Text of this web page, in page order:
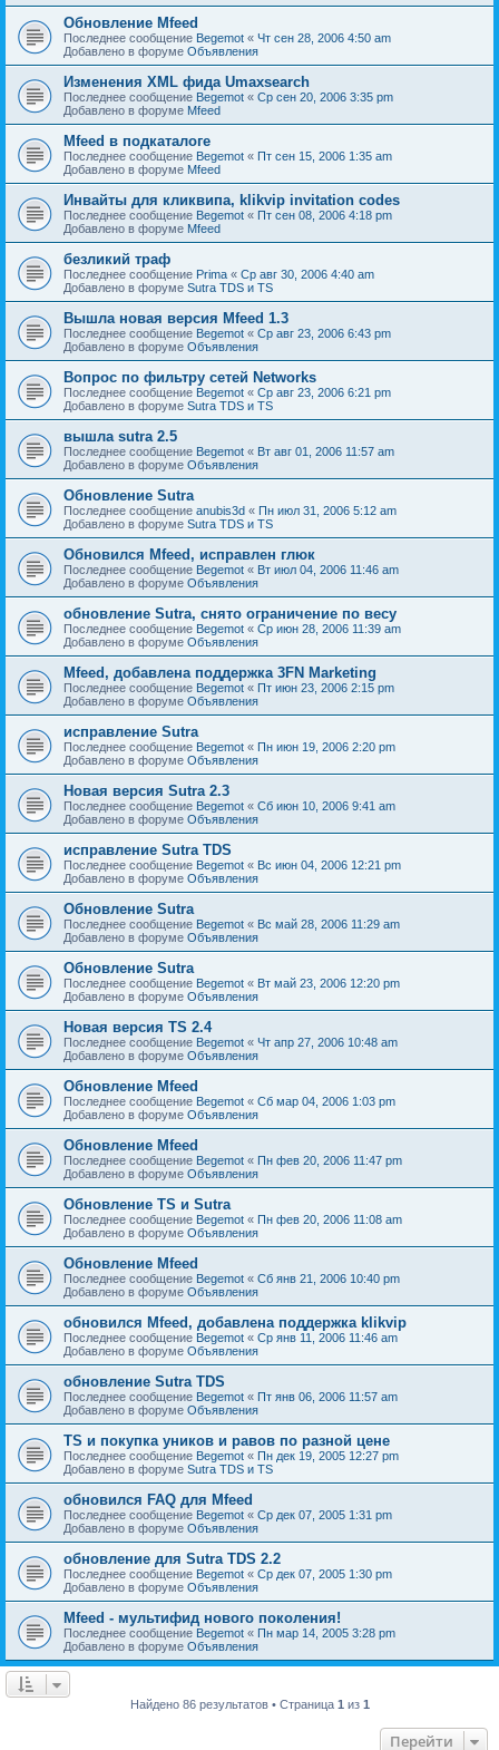
Обновление Mfeed
Последнее сообщение Begemot « Чт сен 28, 2006 4:50 am
Добавлено в форуме Объявления
Изменения XML фида Umaxsearch
Последнее сообщение Begemot « Ср сен 20, 2006 3:35 pm
Добавлено в форуме Mfeed
Mfeed в подкаталоге
Последнее сообщение Begemot « Пт сен 15, 2006 1:35 am
Добавлено в форуме Mfeed
Инвайты для кликвипа, klikvip invitation codes
Последнее сообщение Begemot « Пт сен 08, 2006 4:18 pm
Добавлено в форуме Mfeed
безликий траф
Последнее сообщение Prima « Ср авг 30, 2006 4:40 am
Добавлено в форуме Sutra TDS и TS
Вышла новая версия Mfeed 1.3
Последнее сообщение Begemot « Ср авг 23, 2006 6:43 pm
Добавлено в форуме Объявления
Вопрос по фильтру сетей Networks
Последнее сообщение Begemot « Ср авг 23, 2006 6:21 pm
Добавлено в форуме Sutra TDS и TS
вышла sutra 2.5
Последнее сообщение Begemot « Вт авг 01, 2006 11:57 am
Добавлено в форуме Объявления
Обновление Sutra
Последнее сообщение anubis3d « Пн июл 31, 2006 5:12 am
Добавлено в форуме Sutra TDS и TS
Обновился Mfeed, исправлен глюк
Последнее сообщение Begemot « Вт июл 04, 2006 11:46 am
Добавлено в форуме Объявления
обновление Sutra, снято ограничение по весу
Последнее сообщение Begemot « Ср июн 28, 2006 11:39 am
Добавлено в форуме Объявления
Mfeed, добавлена поддержка 3FN Marketing
Последнее сообщение Begemot « Пт июн 23, 2006 2:15 pm
Добавлено в форуме Объявления
исправление Sutra
Последнее сообщение Begemot « Пн июн 19, 2006 2:20 pm
Добавлено в форуме Объявления
Новая версия Sutra 2.3
Последнее сообщение Begemot « Сб июн 10, 2006 9:41 am
Добавлено в форуме Объявления
исправление Sutra TDS
Последнее сообщение Begemot « Вс июн 04, 2006 12:21 pm
Добавлено в форуме Объявления
Обновление Sutra
Последнее сообщение Begemot « Вс май 28, 2006 11:29 am
Добавлено в форуме Объявления
Обновление Sutra
Последнее сообщение Begemot « Вт май 23, 2006 12:20 pm
Добавлено в форуме Объявления
Новая версия TS 2.4
Последнее сообщение Begemot « Чт апр 27, 2006 10:48 am
Добавлено в форуме Объявления
Обновление Mfeed
Последнее сообщение Begemot « Сб мар 04, 2006 1:03 pm
Добавлено в форуме Объявления
Обновление Mfeed
Последнее сообщение Begemot « Пн фев 20, 2006 11:47 pm
Добавлено в форуме Объявления
Обновление TS и Sutra
Последнее сообщение Begemot « Пн фев 20, 2006 11:08 am
Добавлено в форуме Объявления
Обновление Mfeed
Последнее сообщение Begemot « Сб янв 21, 2006 10:40 pm
Добавлено в форуме Объявления
обновился Mfeed, добавлена поддержка klikvip
Последнее сообщение Begemot « Ср янв 11, 2006 11:46 am
Добавлено в форуме Объявления
обновление Sutra TDS
Последнее сообщение Begemot « Пт янв 06, 2006 11:57 am
Добавлено в форуме Объявления
TS и покупка уников и равов по разной цене
Последнее сообщение Begemot « Пн дек 19, 2005 12:27 pm
Добавлено в форуме Sutra TDS и TS
обновился FAQ для Mfeed
Последнее сообщение Begemot « Ср дек 07, 2005 1:31 pm
Добавлено в форуме Объявления
обновление для Sutra TDS 2.2
Последнее сообщение Begemot « Ср дек 07, 2005 1:30 pm
Добавлено в форуме Объявления
Mfeed - мультифид нового поколения!
Последнее сообщение Begemot « Пн мар 14, 2005 3:28 pm
Добавлено в форуме Объявления
Найдено 86 результатов • Страница 1 из 1
Перейти